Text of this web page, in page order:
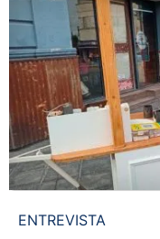
ENTREVISTA